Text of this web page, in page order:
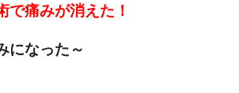
で痛みが消えた！
になった～